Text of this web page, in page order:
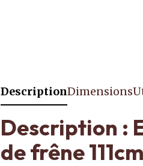
DescriptionDimensions
Description :
de frêne